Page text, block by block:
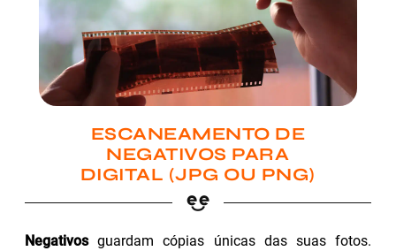
ESCANEAMENTO DE
NEGATIVOS PARA
DIGITAL (JPG OU PNG)
Negativosguardam cópias únicas das suas fotos.